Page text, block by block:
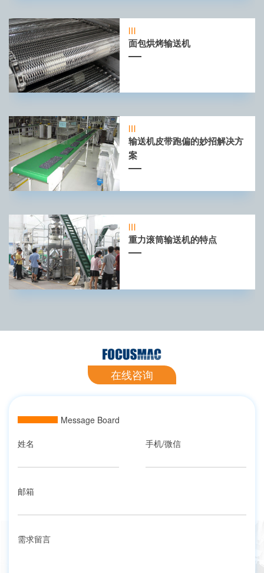
面包烘烤输送机
输送机皮带跑偏的妙招解决方
案
重力滚筒输送机的特点
在线咨询
Message Board
姓名
手机/微信
邮箱
需求留言